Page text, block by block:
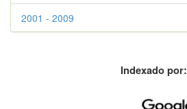
2001 - 2009
Indexado por: